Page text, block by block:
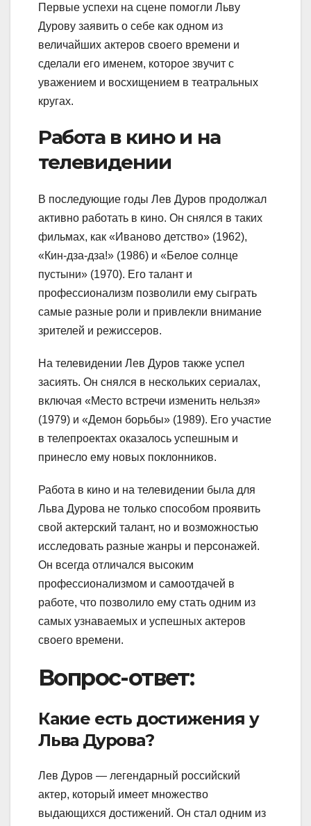
Первые успехи на сцене помогли Льву
Дурову заявить о себе как одном из
величайших актеров своего времени и
сделали его именем, которое звучит с
уважением и восхищением в театральных
кругах.
Работа в кино и на
телевидении
В последующие годы Лев Дуров продолжал
активно работать в кино. Он снялся в таких
фильмах, как «Иваново детство» (1962),
«Кин-дза-дза!» (1986) и «Белое солнце
пустыни» (1970). Его талант и
профессионализм позволили ему сыграть
самые разные роли и привлекли внимание
зрителей и режиссеров.
На телевидении Лев Дуров также успел
засиять. Он снялся в нескольких сериалах,
включая «Место встречи изменить нельзя»
(1979) и «Демон борьбы» (1989). Его участие
в телепроектах оказалось успешным и
принесло ему новых поклонников.
Работа в кино и на телевидении была для
Льва Дурова не только способом проявить
свой актерский талант, но и возможностью
исследовать разные жанры и персонажей.
Он всегда отличался высоким
профессионализмом и самоотдачей в
работе, что позволило ему стать одним из
самых узнаваемых и успешных актеров
своего времени.
Вопрос-ответ:
Какие есть достижения у
Льва Дурова?
Лев Дуров — легендарный российский
актер, который имеет множество
выдающихся достижений. Он стал одним из